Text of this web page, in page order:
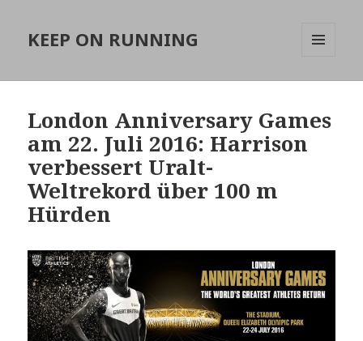
KEEP ON RUNNING
London Anniversary Games
am 22. Juli 2016: Harrison
verbessert Uralt-
Weltrekord über 100 m
Hürden